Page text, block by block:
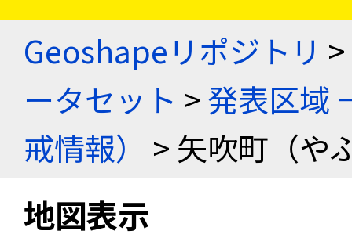
Geoshapeリポジトリ >
ータセット >発表区域
戒情報）
> 矢吹町（や
地図表示